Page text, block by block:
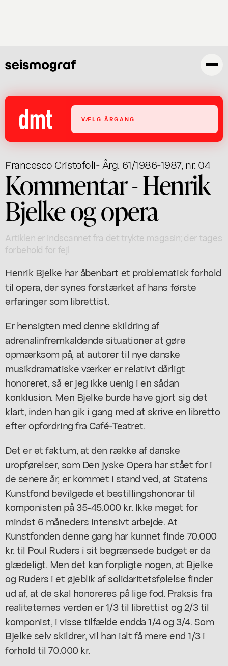
VÆLG ÅRGANG
Francesco Cristofoli- Årg. 61/1986-1987, nr. 04
Kommentar - Henrik
Bjelke og opera
Artiklen er indscannet fra det trykte magasin; der tages
forbehold for fejl
Henrik Bjelke har åbenbart et problematisk forhold
til opera, der synes forstærket af hans første
erfaringer som librettist.
Er hensigten med denne skildring af
adrenalinfremkaldende situationer at gøre
opmærksom på, at autorer til nye danske
musikdramatiske værker er relativt dårligt
honoreret, så er jeg ikke uenig i en sådan
konklusion. Men Bjelke burde have gjort sig det
klart, inden han gik i gang med at skrive en libretto
efter opfordring fra Café-Teatret.
Det er et faktum, at den række af danske
uropførelser, som Den jyske Opera har stået for i
de senere år, er kommet i stand ved, at Statens
Kunstfond bevilgede et bestillingshonorar til
komponisten på 35-45.000 kr. Ikke meget for
mindst 6 måneders intensivt arbejde. At
Kunstfonden denne gang har kunnet finde 70.000
kr. til Poul Ruders i sit begrænsede budget er da
glædeligt. Men det kan forpligte nogen, at Bjelke
og Ruders i et øjeblik af solidaritetsfølelse finder
ud af, at de skal honoreres på lige fod. Praksis fra
realiteternes verden er 1/3 til librettist og 2/3 til
komponist, i visse tilfælde endda 1/4 og 3/4. Som
Bjelke selv skildrer, vil han ialt få mere end 1/3 i
forhold til 70.000 kr.